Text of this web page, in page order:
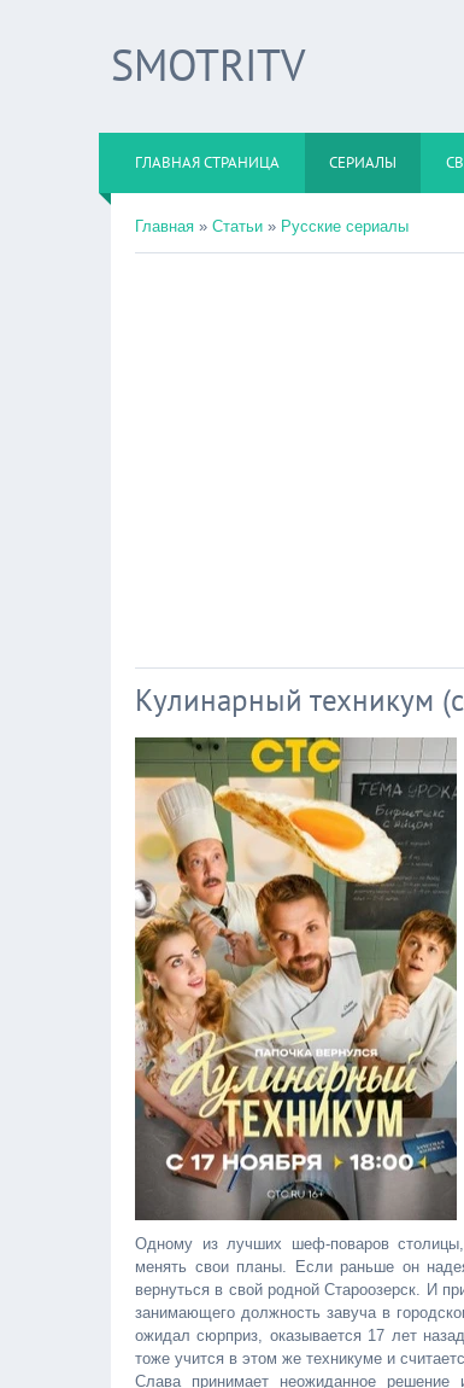
SMOTRITV
ГЛАВНАЯ СТРАНИЦА СЕРИАЛЫ
Главная » Статьи » Русские сериалы
Кулинарный техникум
Одному из лучших шеф-поваров столицы,
менять свои планы. Если раньше он
вернуться в свой родной Староозерск. И
занимающего должность завуча в
ожидал сюрприз, оказывается 17 лет
тоже учится в этом же техникуме и
Слава принимает неожиданное